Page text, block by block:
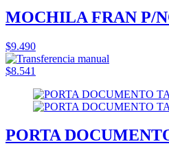
MOCHILA FRAN P/
$9.490
$8.541
PORTA